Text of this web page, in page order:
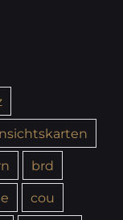
brd
cou